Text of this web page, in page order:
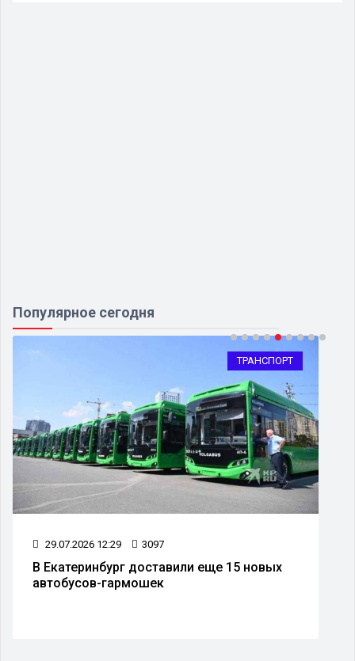
Популярное сегодня
ТРАНСПОРТ
29.07.2026 12:29 3097
В Екатеринбург доставили еще 15 новых
автобусов-гармошек